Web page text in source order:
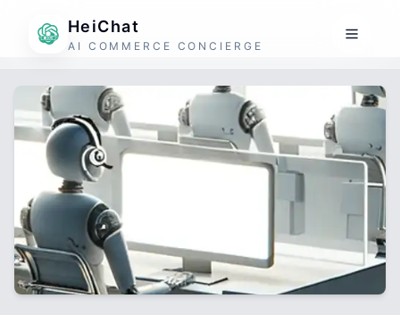
HeiChat
AI COMMERCE CONCIERGE